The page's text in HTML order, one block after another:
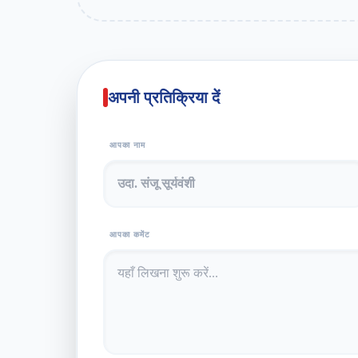
अपनी प्रतिक्रिया दें
आपका नाम
आपका कमेंट